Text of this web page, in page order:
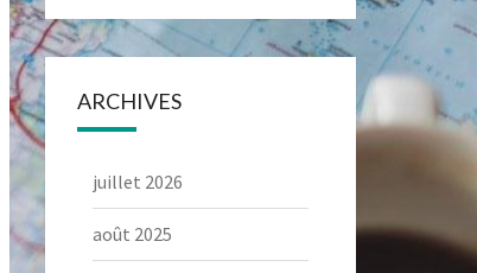
ARCHIVES
juillet 2026
août 2025